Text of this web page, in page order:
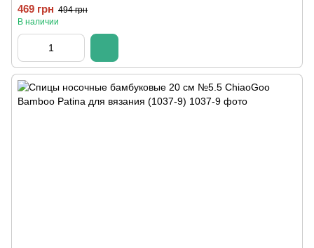
469 грн 494 грн
В наличии